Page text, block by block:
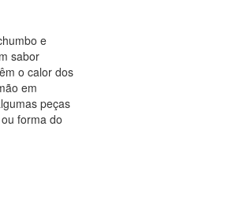
e
sabor
o calor dos
em
peças
forma do